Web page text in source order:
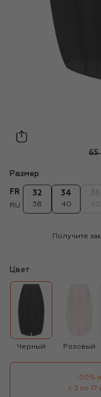
65
Размер
FR
RU
32
38
34
40
Получите
Цвет
Черный Розовый
-30%
с 3 по 17